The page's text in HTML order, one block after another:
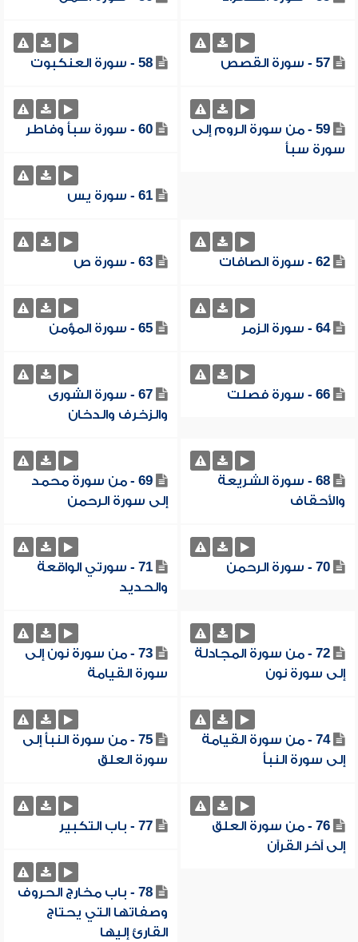
57 - سورة القصص 58 - سورة العنكبوت
59 - من سورة الروم إلى
سورة سبأ
60 - سورة سبأ وفاطر
61 - سورة يس
62 - سورة الصافات 63 - سورة ص
64 - سورة الزمر 65 - سورة المؤمن
66 - سورة فصلت
67 - سورة الشورى
والزخرف والدخان
68 - سورة الشريعة
والأحقاف
69 - من سورة محمد
إلى سورة الرحمن
70 - سورة الرحمن
71 - سورتي الواقعة
والحديد
72 - من سورة المجادلة
إلى سورة نون
73 - من سورة نون إلى
سورة القيامة
74 - من سورة القيامة
إلى سورة النبأ
75 - من سورة النبأ إلى
سورة العلق
76 - من سورة العلق
إلى آخر القرآن
77 - باب التكبير
78 - باب مخارج الحروف
وصفاتها التي يحتاج
القارئ إليها